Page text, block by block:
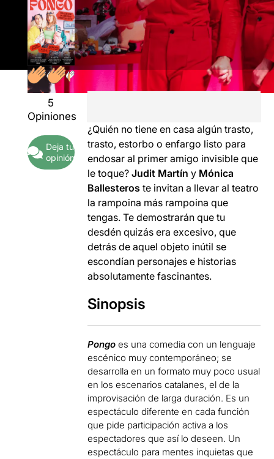
5
Opiniones
Deja tu
opinión
¿Quién no tiene en casa algún trasto,
trasto, estorbo o enfargo listo para
endosar al primer amigo invisible que
le toque?Judit Martín y Mónica
Ballesteros te invitan a llevar al teatro
la rampoina más rampoina que
tengas. Te demostrarán que tu
desdén quizás era excesivo, que
detrás de aquel objeto inútil se
escondían personajes e historias
absolutamente fascinantes.
Sinopsis
Pongo es una comedia con un lenguaje
escénico muy contemporáneo; se
desarrolla en un formato muy poco usual
en los escenarios catalanes, el de la
improvisación de larga duración. Es un
espectáculo diferente en cada función
que pide participación activa a los
espectadores que así lo deseen. Un
espectáculo para mentes inquietas que